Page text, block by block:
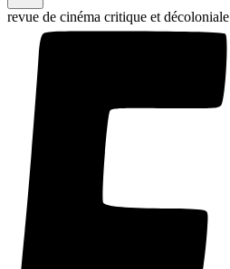
revue de cinéma critique et décoloniale